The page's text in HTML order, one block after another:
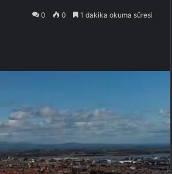
0 0 1 dakika okuma süresi